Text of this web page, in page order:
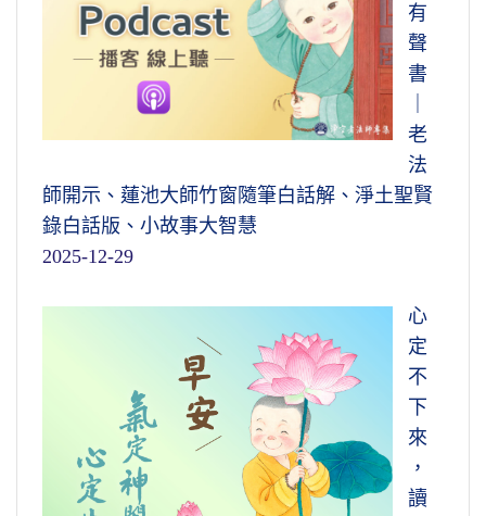
有
聲
書
老
法
師開示、蓮池大師竹窗隨筆白話解、淨土聖賢
錄白話版、小故事大智慧
2025-12-29
心
定
不
下
來
，
讀